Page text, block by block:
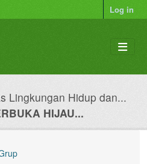
Log in
Lingkungan Hidup dan...
HIJAU...